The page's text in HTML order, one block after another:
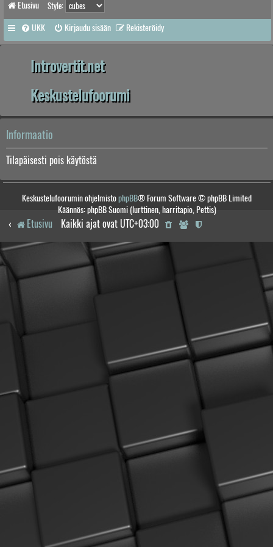
Etusivu Style:
UKK Kirjaudu sisään Rekisteröidy
Introvertit.net
Keskustelufoorumi
Informaatio
Tilapäisesti pois käytöstä
Keskustelufoorumin ohjelmistophpBB® Forum Software © phpBB Limited
Käännös: phpBB Suomi (lurttinen, harritapio, Pettis)
Etusivu Kaikki ajat ovat UTC+03:00